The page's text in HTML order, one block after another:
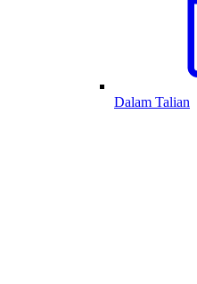
Dalam Talian